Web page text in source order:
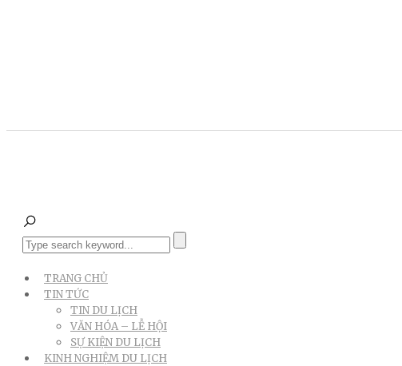
TRANG CHỦ
TIN TỨC
TIN DU LỊCH
VĂN HÓA – LỄ HỘI
SỰ KIỆN DU LỊCH
KINH NGHIỆM DU LỊCH